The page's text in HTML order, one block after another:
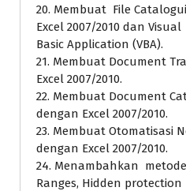
20. Membuat File
Excel 2007/2010 dan Visual
Basic Application (VBA).
21. Membuat Document
Excel 2007/2010.
22. Membuat Document
dengan Excel 2007/2010.
23. Membuat Otomatisasi
dengan Excel 2007/2010.
24. Menambahkan
Ranges, Hidden protection